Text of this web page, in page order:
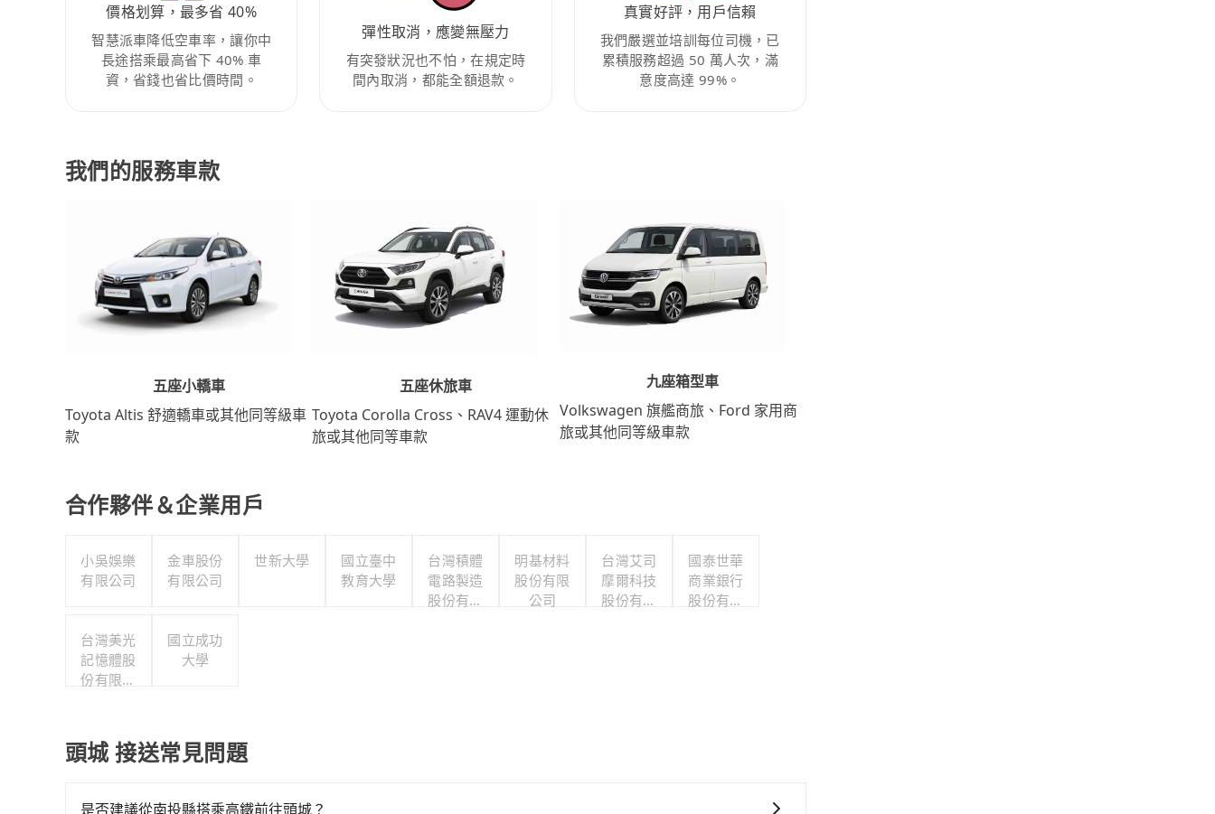
價格划算，最多省 40%
智慧派車降低空車率，讓你中
長途搭乘最高省下 40% 車
資，省錢也省比價時間。
彈性取消，應變無壓力
有突發狀況也不怕，在規定時
間內取消，都能全額退款。
真實好評，用戶信賴
我們嚴選並培訓每位司機，已
累積服務超過 50 萬人次，滿
意度高達 99%。
我們的服務車款
五座小轎車
Toyota Altis 舒適轎車或其他同等級車
款
五座休旅車
Toyota Corolla Cross、RAV4 運動休
旅或其他同等車款
九座箱型車
Volkswagen 旗艦商旅、Ford 家用商
旅或其他同等級車款
合作夥伴＆企業用戶
小吳娛樂
有限公司
金車股份
有限公司
世新大學
國立臺中
教育大學
台灣積體
電路製造
股份有限
明基材料
股份有限
公司
台灣艾司
摩爾科技
股份有限
國泰世華
商業銀行
股份有限
台灣美光
記憶體股
份有限公
國立成功
大學
頭城 接送常見問題
是否建議從南投縣搭乘高鐵前往頭城？